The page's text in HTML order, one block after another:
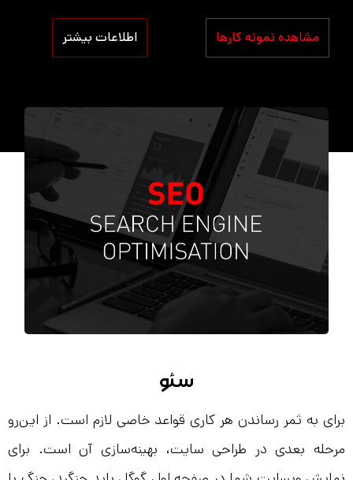
مشاهده نمونه کارها اطلاعات بیشتر
سئو
برای به ثمر رساندن هر‌ کاری قواعد خاصی لازم است. از این‌رو
مرحله‌ بعدی در طراحی سایت، بهینه‌سازی آن است. برای